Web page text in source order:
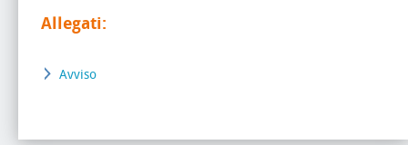
Allegati:
Avviso